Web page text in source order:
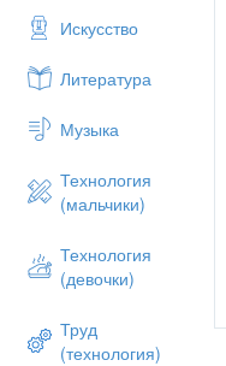
Искусство
Литература
Музыка
Технология
(мальчики)
Технология
(девочки)
Труд
(технология)